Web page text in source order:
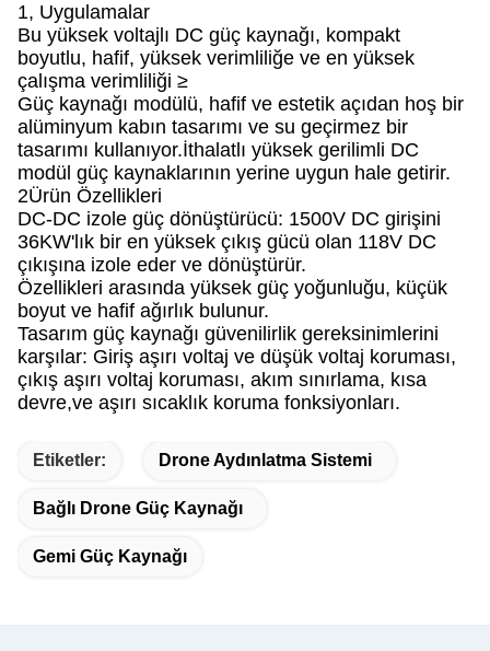
1, Uygulamalar
Bu yüksek voltajlı DC güç kaynağı, kompakt
boyutlu, hafif, yüksek verimliliğe ve en yüksek
çalışma verimliliği ≥
Güç kaynağı modülü, hafif ve estetik açıdan hoş bir
alüminyum kabın tasarımı ve su geçirmez bir
tasarımı kullanıyor.İthalatlı yüksek gerilimli DC
modül güç kaynaklarının yerine uygun hale getirir.
2Ürün Özellikleri
DC-DC izole güç dönüştürücü: 1500V DC girişini
36KW'lık bir en yüksek çıkış gücü olan 118V DC
çıkışına izole eder ve dönüştürür.
Özellikleri arasında yüksek güç yoğunluğu, küçük
boyut ve hafif ağırlık bulunur.
Tasarım güç kaynağı güvenilirlik gereksinimlerini
karşılar: Giriş aşırı voltaj ve düşük voltaj koruması,
çıkış aşırı voltaj koruması, akım sınırlama, kısa
devre,ve aşırı sıcaklık koruma fonksiyonları.
Etiketler: Drone Aydınlatma Sistemi
Bağlı Drone Güç Kaynağı
Gemi Güç Kaynağı